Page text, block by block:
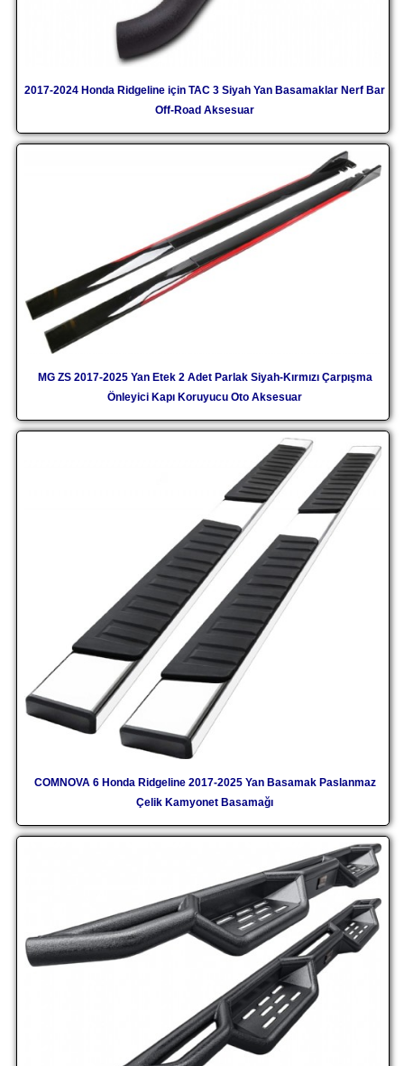
2017-2024 Honda Ridgeline için TAC 3 Siyah Yan Basamaklar Nerf Bar
Off-Road Aksesuar
MG ZS 2017-2025 Yan Etek 2 Adet Parlak Siyah-Kırmızı Çarpışma
Önleyici Kapı Koruyucu Oto Aksesuar
COMNOVA 6 Honda Ridgeline 2017-2025 Yan Basamak Paslanmaz
Çelik Kamyonet Basamağı